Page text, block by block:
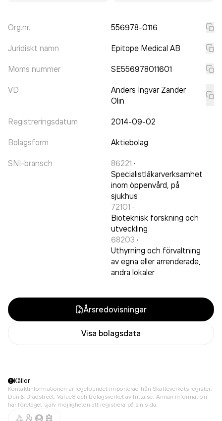
Org.nr. 556978-0116
Juridiskt namn Epitope Medical AB
Moms nummer SE556978011601
VD
Anders Ingvar Zander
Olin
Registreringsdatum 2014-09-02
Bolagsform Aktiebolag
SNI-bransch 86221 ·
Specialistläkarverksamhet
inom öppenvård, på
sjukhus
72101 ·
Bioteknisk forskning och
utveckling
68203 ·
Uthyrning och förvaltning
av egna eller arrenderade,
andra lokaler
Årsredovisningar
Visa bolagsdata
Källor
Kontaktinformationen är regelbundet importerad från Skatteverkets register,
Dun & Bradstreet, Value8 och Bolagsverket av hitta.se. Annan information
har företaget själv möjligheten att registrera på sin sida.